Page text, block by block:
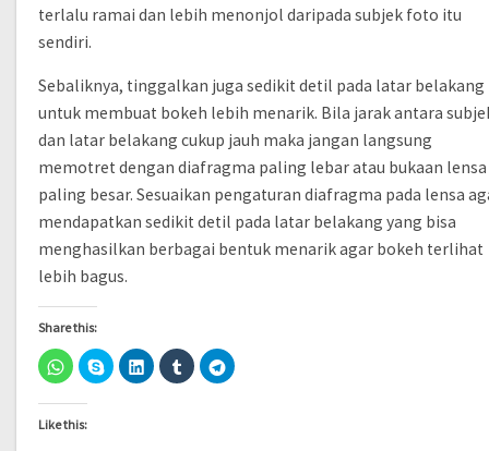
terlalu ramai dan lebih menonjol daripada subjek foto itu
sendiri.
Sebaliknya, tinggalkan juga sedikit detil pada latar belakang
untuk membuat bokeh lebih menarik. Bila jarak antara
dan latar belakang cukup jauh maka jangan langsung
memotret dengan diafragma paling lebar atau bukaan lensa
paling besar. Sesuaikan pengaturan diafragma pada lensa
mendapatkan sedikit detil pada latar belakang yang bisa
menghasilkan berbagai bentuk menarik agar bokeh terlihat
lebih bagus.
Share this:
Click
to
share
on
(Opens
Click
to
share
Click
to
share
Click
to
share
Click
to
Like this: